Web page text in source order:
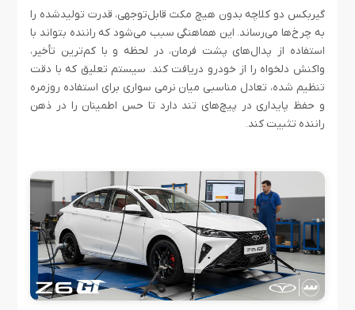
گیربکس دو کلاچه بدون هیچ مکث قابل‌توجهی، قدرت تولیدشده را
به چرخ‌ها می‌رساند. این هماهنگی سبب می‌شود که راننده بتواند با
استفاده از پدال‌های پشت فرمان، در لحظه و با کم‌ترین تأخیر،
واکنش دلخواه را از خودرو دریافت کند. سیستم تعلیق که با دقت
تنظیم شده، تعادل مناسبی میان نرمی سواری برای استفاده روزمره
و حفظ پایداری در پیچ‌های تند دارد تا حس اطمینان را در ذهن
راننده تثبیت کند.